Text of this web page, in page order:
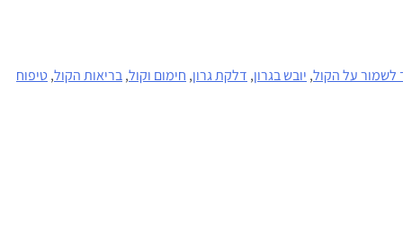
לשמור על הקול, יובש בגרון, דלקת גרון, חימום וקול,בריאות הקול,טיפוח